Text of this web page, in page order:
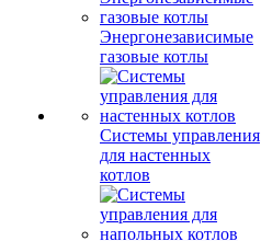
Энергонезависимые
газовые котлы
Системы управления
для настенных
котлов